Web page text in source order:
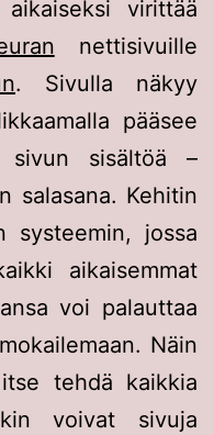
virittää
nettisivuille
. Sivulla näkyy
pääsee
sivun sisältöä –
salasana. Kehitin
systeemin, jossa
aikaisemmat
voi palauttaa
Näin
tehdä kaikkia
voivat sivuja